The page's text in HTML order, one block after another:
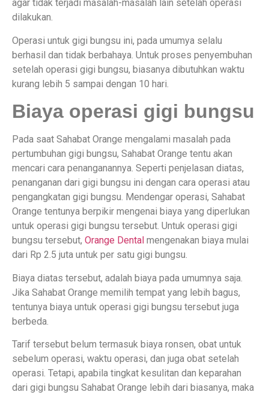
agar tidak terjadi masalah-masalah lain setelah operasi
dilakukan.
Operasi untuk gigi bungsu ini, pada umumya selalu
berhasil dan tidak berbahaya. Untuk proses penyembuhan
setelah operasi gigi bungsu, biasanya dibutuhkan waktu
kurang lebih 5 sampai dengan 10 hari.
Biaya operasi gigi bungsu
Pada saat Sahabat Orange mengalami masalah pada
pertumbuhan gigi bungsu, Sahabat Orange tentu akan
mencari cara penanganannya. Seperti penjelasan diatas,
penanganan dari gigi bungsu ini dengan cara operasi atau
pengangkatan gigi bungsu. Mendengar operasi, Sahabat
Orange tentunya berpikir mengenai biaya yang diperlukan
untuk operasi gigi bungsu tersebut. Untuk operasi gigi
bungsu tersebut, Orange Dental mengenakan biaya mulai
dari Rp 2.5 juta untuk per satu gigi bungsu.
Biaya diatas tersebut, adalah biaya pada umumnya saja.
Jika Sahabat Orange memilih tempat yang lebih bagus,
tentunya biaya untuk operasi gigi bungsu tersebut juga
berbeda.
Tarif tersebut belum termasuk biaya ronsen, obat untuk
sebelum operasi, waktu operasi, dan juga obat setelah
operasi. Tetapi, apabila tingkat kesulitan dan keparahan
dari gigi bungsu Sahabat Orange lebih dari biasanya, maka